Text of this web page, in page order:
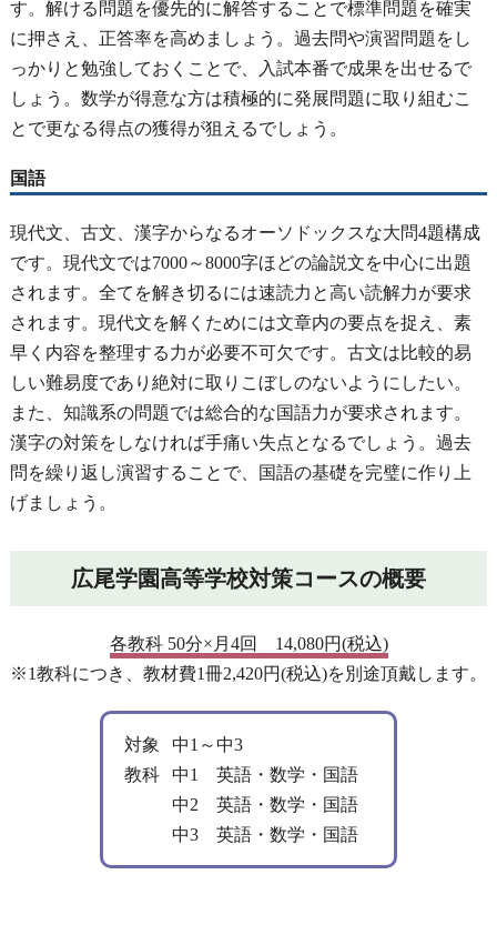
す。解ける問題を優先的に解答することで標準問題を確実
に押さえ、正答率を高めましょう。過去問や演習問題をし
っかりと勉強しておくことで、入試本番で成果を出せるで
しょう。数学が得意な方は積極的に発展問題に取り組むこ
とで更なる得点の獲得が狙えるでしょう。
国語
現代文、古文、漢字からなるオーソドックスな大問4題構成
です。現代文では7000～8000字ほどの論説文を中心に出題
されます。全てを解き切るには速読力と高い読解力が要求
されます。現代文を解くためには文章内の要点を捉え、素
早く内容を整理する力が必要不可欠です。古文は比較的易
しい難易度であり絶対に取りこぼしのないようにしたい。
また、知識系の問題では総合的な国語力が要求されます。
漢字の対策をしなければ手痛い失点となるでしょう。過去
問を繰り返し演習することで、国語の基礎を完璧に作り上
げましょう。
広尾学園高等学校対策コースの概要
各教科 50分×月4回 14,080円(税込)
※1教科につき、教材費1冊2,420円(税込)を別途頂戴します。
対象
中1～中3
教科
中1 英語・数学・国語
中2 英語・数学・国語
中3 英語・数学・国語